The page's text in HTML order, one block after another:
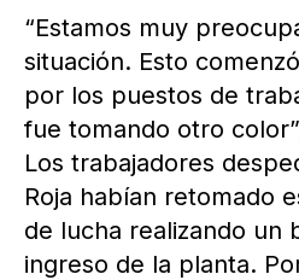
“Estamos muy
situación. Esto
por los puestos de
fue tomando otro
Los trabajadores
Roja habían retomado
de lucha realizando un
ingreso de la planta.